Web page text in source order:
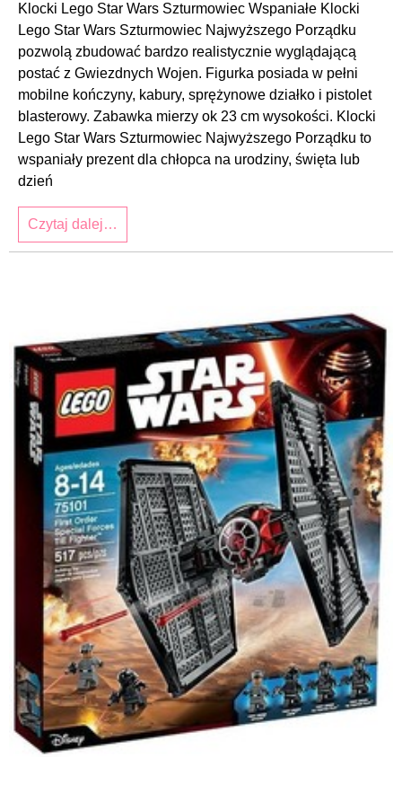
Klocki Lego Star Wars Szturmowiec Wspaniałe Klocki
Lego Star Wars Szturmowiec Najwyższego Porządku
pozwolą zbudować bardzo realistycznie wyglądającą
postać z Gwiezdnych Wojen. Figurka posiada w pełni
mobilne kończyny, kabury, sprężynowe działko i pistolet
blasterowy. Zabawka mierzy ok 23 cm wysokości. Klocki
Lego Star Wars Szturmowiec Najwyższego Porządku to
wspaniały prezent dla chłopca na urodziny, święta lub
dzień
Czytaj dalej…